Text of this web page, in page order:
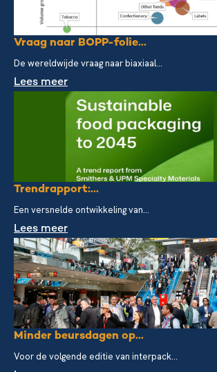
Vraag naar BOPP-folie...
De wereldwijde vraag naar biaxiaal...
Lees meer
Trendrapport:...
Een versnelde ontwikkeling van...
Lees meer
Minder beursdagen op...
Voor de volgende editie van interpack...